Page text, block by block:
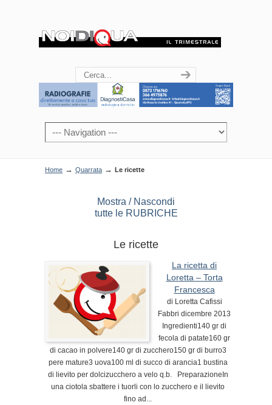
Home → Quarrata → Le ricette
Mostra / Nascondi
tutte le RUBRICHE
Le ricette
La ricetta di
Loretta – Torta
Francesca
di Loretta Cafissi
Fabbri dicembre 2013
Ingredienti140 gr di
fecola di patate160 gr
di cacao in polvere140 gr di zucchero150 gr di burro3
pere mature3 uova100 ml di succo di arancia1 bustina
di lievito per dolcizucchero a velo q.b. PreparazioneIn
una ciotola sbattere i tuorli con lo zucchero e il lievito
fino ad...